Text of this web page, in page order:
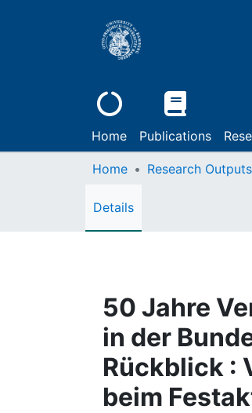
Home Publications
Home Research Outputs
Details
50 Jahre
in der
Rückblick :
beim